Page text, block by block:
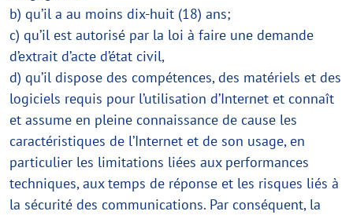
b) qu’il a au moins dix-huit (18) ans;
c) qu’il est autorisé par la loi à faire une demande
d’extrait d’acte d’état civil,
d) qu’il dispose des compétences, des matériels et des
logiciels requis pour l’utilisation d’Internet et connaît
et assume en pleine connaissance de cause les
caractéristiques de l’Internet et de son usage, en
particulier les limitations liées aux performances
techniques, aux temps de réponse et les risques liés à
la sécurité des communications. Par conséquent, la